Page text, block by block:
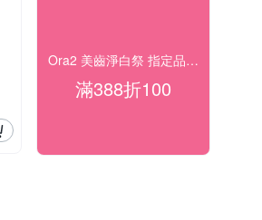
Ora2 美齒淨白祭 指定品滿388結帳折100
滿388折100